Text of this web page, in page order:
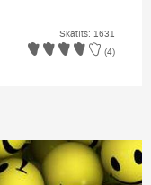
Skatīts: 1631
(4)